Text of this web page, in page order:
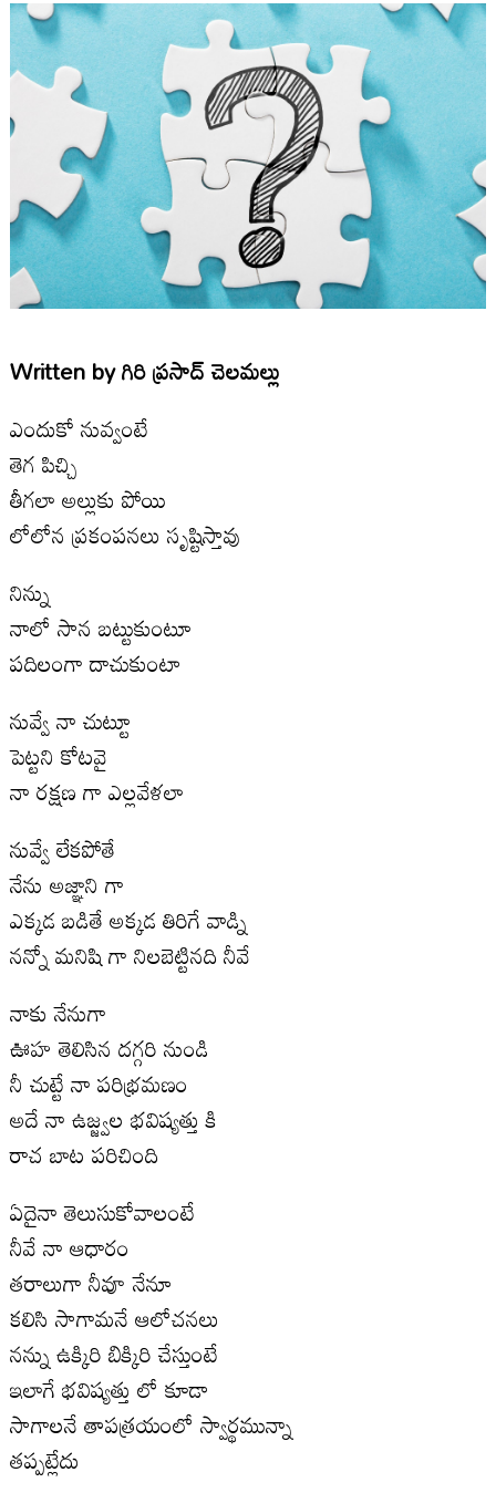
Written byగిరి ప్రసాద్ చెలమల్లు
ఎందుకో నువ్వంటే
తెగ పిచ్చి
తీగలా అల్లుకు పోయి
లోలోన ప్రకంపనలు సృష్టిస్తావు
నిన్ను
నాలో సాన బట్టుకుంటూ
పదిలంగా దాచుకుంటా
నువ్వే నా చుట్టూ
పెట్టని కోటవై
నా రక్షణ గా ఎల్లవేళలా
నువ్వే లేకపోతే
నేను అజ్ఞాని గా
ఎక్కడ బడితే అక్కడ తిరిగే వాడ్ని
నన్నో మనిషి గా నిలబెట్టినది నీవే
నాకు నేనుగా
ఊహ తెలిసిన దగ్గరి నుండి
నీ చుట్టే నా పరిభ్రమణం
అదే నా ఉజ్జ్వల భవిష్యత్తు కి
రాచ బాట పరిచింది
ఏదైనా తెలుసుకోవాలంటే
నీవే నా ఆధారం
తరాలుగా నీవూ నేనూ
కలిసి సాగామనే ఆలోచనలు
నన్ను ఉక్కిరి బిక్కిరి చేస్తుంటే
ఇలాగే భవిష్యత్తు లో కూడా
సాగాలనే తాపత్రయంలో స్వార్థమున్నా
తప్పట్లేదు